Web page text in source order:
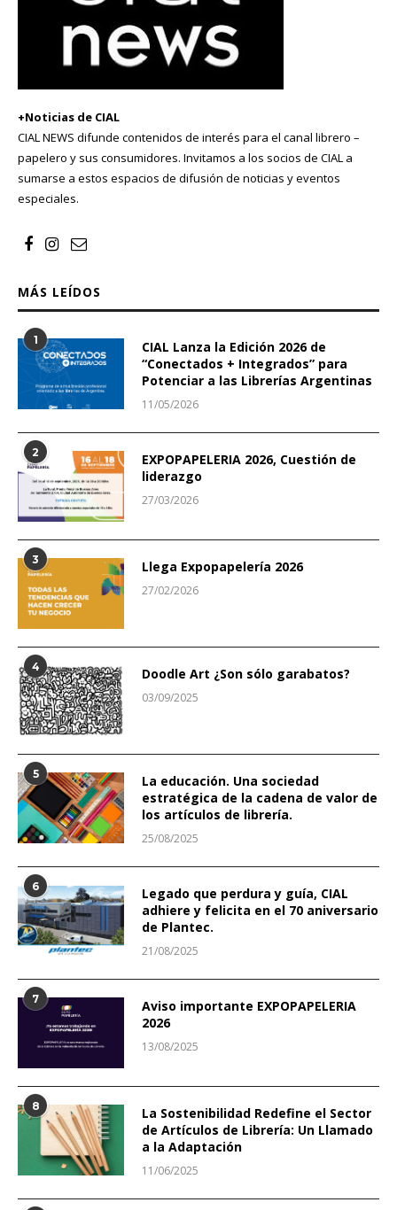
+Noticias de CIAL
CIAL NEWS difunde contenidos de interés para el canal librero –
papelero y sus consumidores. Invitamos a los socios de CIAL a
sumarse a estos espacios de difusión de noticias y eventos
especiales.
MÁS LEÍDOS
1
CIAL Lanza la Edición 2026 de
“Conectados + Integrados” para
Potenciar a las Librerías Argentinas
11/05/2026
2
EXPOPAPELERIA 2026, Cuestión de
liderazgo
27/03/2026
3 Llega Expopapelería 2026
27/02/2026
4 Doodle Art ¿Son sólo garabatos?
03/09/2025
5
La educación. Una sociedad
estratégica de la cadena de valor de
los artículos de librería.
25/08/2025
6
Legado que perdura y guía, CIAL
adhiere y felicita en el 70 aniversario
de Plantec.
21/08/2025
7
Aviso importante EXPOPAPELERIA
2026
13/08/2025
8
La Sostenibilidad Redefine el Sector
de Artículos de Librería: Un Llamado
a la Adaptación
11/06/2025